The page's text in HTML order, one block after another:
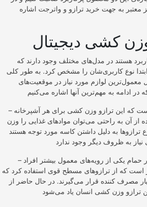
معتبر به جهت خرید ترازو و واترجت اشاره
وزن کشی دیجیتال
هستند در مدل‌های مختلف وجود دارند که
ابتدا نوع کاربری‌شان را مشخص کرد. به طور کلی
معمول‌ترین لوازم مورد نیاز در موقعیت‌های
– ترازوی آشپزخانه. مسلم است که این ترازو وزن کشی برای هر آشپرخانه
از آن به راحتی می‌توان موادهای غذایی را وزن
به دلیل داشتن کاسه مورد توجه هستند
– ترازوی حمام. وزن کشی در حمام یکی از رویه‌های معمول بیشتر افراد
است که از ترازوهای مسطح قوی استفاده کرد که
مصرف کننده قرار می‌گیرند. در حال حاضر از